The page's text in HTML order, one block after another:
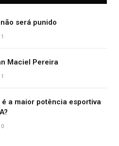
será punido
Maciel Pereira
é a maior potência esportiva